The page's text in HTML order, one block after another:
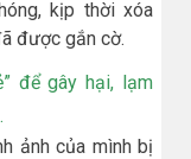
kịp thời xóa
được gắn cờ.
ảnh của mình bị